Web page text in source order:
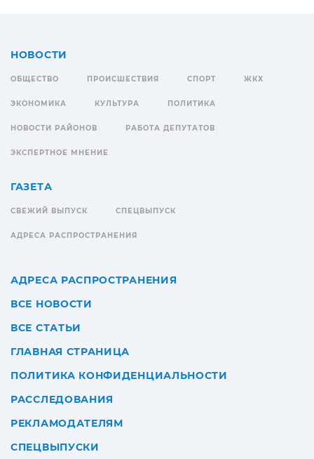
НОВОСТИ
ОБЩЕСТВО ПРОИСШЕСТВИЯ СПОРТ ЖКХ
ЭКОНОМИКА КУЛЬТУРА ПОЛИТИКА
НОВОСТИ РАЙОНОВ РАБОТА ДЕПУТАТОВ
ЭКСПЕРТНОЕ МНЕНИЕ
ГАЗЕТА
СВЕЖИЙ ВЫПУСК СПЕЦВЫПУСК
АДРЕСА РАСПРОСТРАНЕНИЯ
АДРЕСА РАСПРОСТРАНЕНИЯ
ВСЕ НОВОСТИ
ВСЕ СТАТЬИ
ГЛАВНАЯ СТРАНИЦА
ПОЛИТИКА КОНФИДЕНЦИАЛЬНОСТИ
РАССЛЕДОВАНИЯ
РЕКЛАМОДАТЕЛЯМ
СПЕЦВЫПУСКИ